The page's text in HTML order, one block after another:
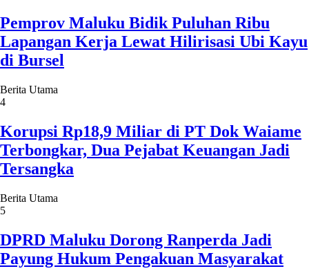
Pemprov Maluku Bidik Puluhan Ribu
Lapangan Kerja Lewat Hilirisasi Ubi Kayu
di Bursel
Berita Utama
4
Korupsi Rp18,9 Miliar di PT Dok Waiame
Terbongkar, Dua Pejabat Keuangan Jadi
Tersangka
Berita Utama
5
DPRD Maluku Dorong Ranperda Jadi
Payung Hukum Pengakuan Masyarakat